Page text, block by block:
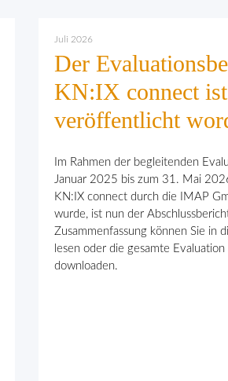
Juli 2026
Der
KN:IX connect ist
veröffentlicht
Im Rahmen der begleitenden
Januar 2025 bis zum 31. Mai
KN:IX connect durch die IMAP
wurde, ist nun der
Zusammenfassung können Sie in
lesen oder die gesamte Evaluation
downloaden.